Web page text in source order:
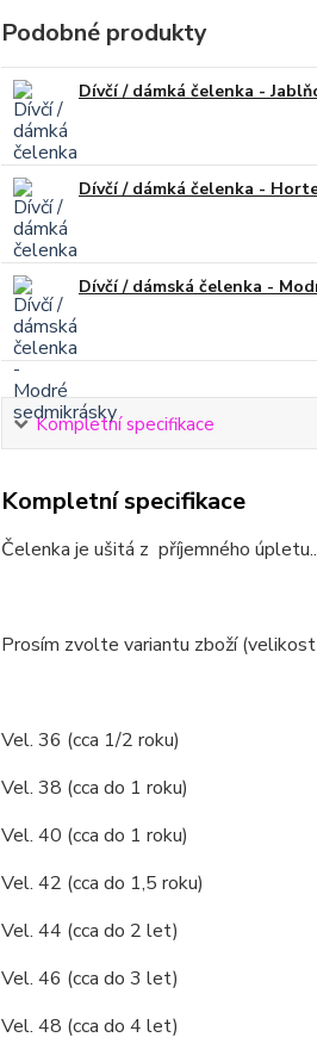
Podobné produkty
Dívčí / dámká čelenka -
Dívčí / dámká čelenka -
Dívčí / dámská čelenka -
Kompletní specifikace
Kompletní specifikace
Čelenka je ušitá z příjemného
Prosím zvolte variantu zboží
Vel. 36 (cca 1/2 roku)
Vel. 38 (cca do 1 roku)
Vel. 40 (cca do 1 roku)
Vel. 42 (cca do 1,5 roku)
Vel. 44 (cca do 2 let)
Vel. 46 (cca do 3 let)
Vel. 48 (cca do 4 let)